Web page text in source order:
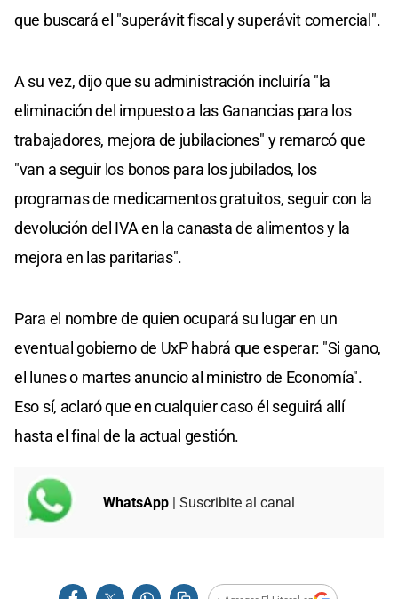
que buscará el "superávit fiscal y superávit comercial".
A su vez, dijo que su administración incluiría "la
eliminación del impuesto a las Ganancias para los
trabajadores, mejora de jubilaciones" y remarcó que
"van a seguir los bonos para los jubilados, los
programas de medicamentos gratuitos, seguir con la
devolución del IVA en la canasta de alimentos y la
mejora en las paritarias".
Para el nombre de quien ocupará su lugar en un
eventual gobierno de UxP habrá que esperar: "Si gano,
el lunes o martes anuncio al ministro de Economía".
Eso sí, aclaró que en cualquier caso él seguirá allí
hasta el final de la actual gestión.
WhatsApp | Suscribite al canal